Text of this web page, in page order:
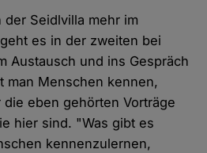
Seidlvilla mehr im
es in der zweiten bei
Austausch und ins Gespräch
man Menschen kennen,
eben gehörten Vorträge
hier sind. "Was gibt es
kennenzulernen,